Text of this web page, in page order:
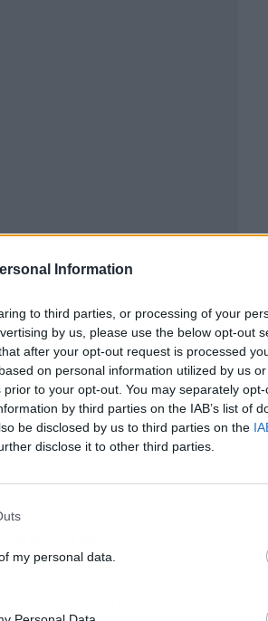
Information
to third parties, or processing of your
by us, please use the below opt-out
after your opt-out request is processed
on personal information utilized by us
to your opt-out. You may separately
by third parties on the IAB’s list of
be disclosed by us to third parties on the
disclose it to other third parties.
my personal data.
conformado por salas
de cotenido que desean